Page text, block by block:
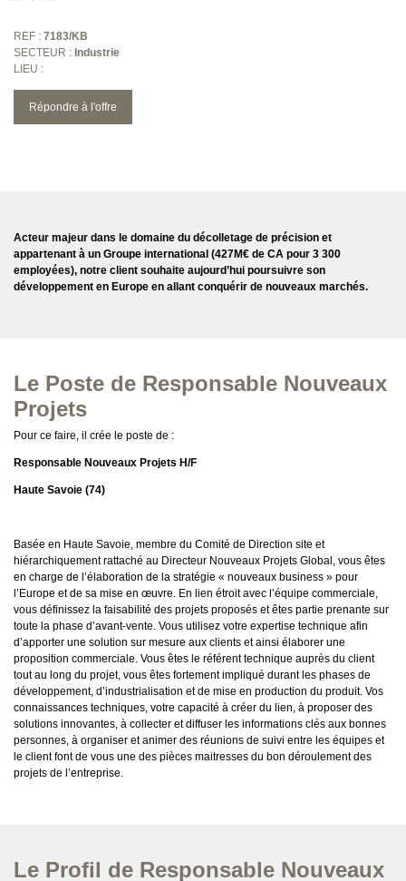
REF : 7183/KB
SECTEUR : Industrie
LIEU :
Répondre à l'offre
Acteur majeur dans le domaine du décolletage de précision et
appartenant à un Groupe international (427M€ de CA pour 3 300
employées), notre client souhaite aujourd’hui poursuivre son
développement en Europe en allant conquérir de nouveaux marchés.
Le Poste de Responsable Nouveaux
Projets
Pour ce faire, il crée le poste de :
Responsable Nouveaux Projets H/F
Haute Savoie (74)
Basée en Haute Savoie, membre du Comité de Direction site et
hiérarchiquement rattaché au Directeur Nouveaux Projets Global, vous êtes
en charge de l’élaboration de la stratégie « nouveaux business » pour
l’Europe et de sa mise en œuvre. En lien étroit avec l’équipe commerciale,
vous définissez la faisabilité des projets proposés et êtes partie prenante sur
toute la phase d’avant-vente. Vous utilisez votre expertise technique afin
d’apporter une solution sur mesure aux clients et ainsi élaborer une
proposition commerciale. Vous êtes le référent technique auprès du client
tout au long du projet, vous êtes fortement impliqué durant les phases de
développement, d’industrialisation et de mise en production du produit. Vos
connaissances techniques, votre capacité à créer du lien, à proposer des
solutions innovantes, à collecter et diffuser les informations clés aux bonnes
personnes, à organiser et animer des réunions de suivi entre les équipes et
le client font de vous une des pièces maitresses du bon déroulement des
projets de l’entreprise.
Le Profil de Responsable Nouveaux